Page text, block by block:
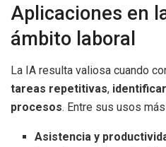
Aplicaciones en
ámbito laboral
La IA resulta valiosa cuando
tareas repetitivas,
procesos. Entre sus usos
Asistencia y